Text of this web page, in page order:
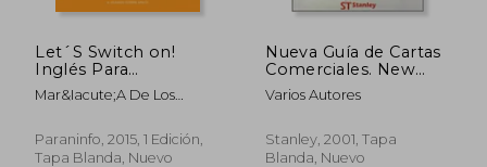
Let´S Switch on!
Inglés Para
Electricidad y
Electrónica
Electronica)
Mar&Iacute;A De Los
Garc&Iacute;A
Paraninfo, 2015, 1 Edición,
Tapa Blanda, Nuevo
Nueva Guía de Cartas
Comerciales. New
Guide to Business
Letters. Inglés-
Spanish (en Inglés)
Varios Autores
Stanley, 2001, Tapa
Blanda, Nuevo